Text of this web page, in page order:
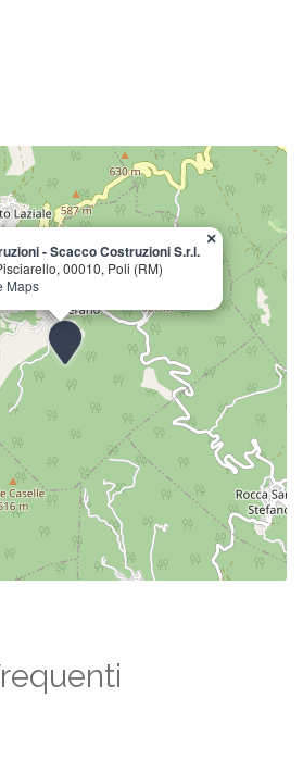
- Scacco Costruzioni S.r.l.
00010, Poli (RM)
Maps
×